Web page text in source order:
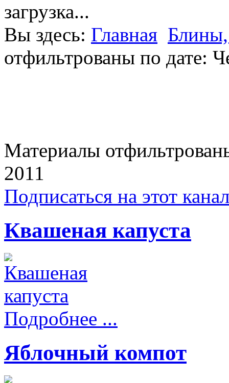
загрузка...
Вы здесь: Главная
отфильтрованы по дате:
Материалы
2011
Подписаться на этот
Квашеная капуста
Подробнее ...
Яблочный компот